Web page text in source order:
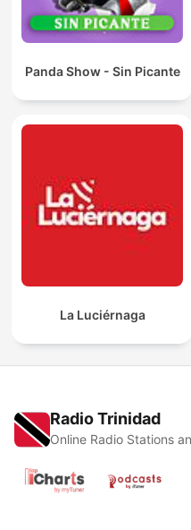
Panda Show - Sin Picante
La Luciérnaga
Radio Trinidad
Online Radio Stations